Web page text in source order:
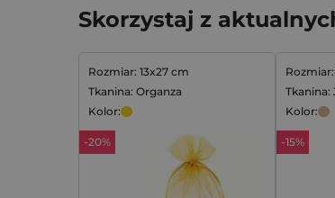
Skorzystaj z
Rozmiar: 13x27 cm
Tkanina: Organza
Kolor:
-20%
Tkanina:
Kolor:
-15%